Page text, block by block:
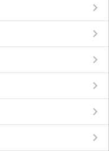
keyboard_arrow_right
keyboard_arrow_right
keyboard_arrow_right
keyboard_arrow_right
keyboard_arrow_right
keyboard_arrow_right